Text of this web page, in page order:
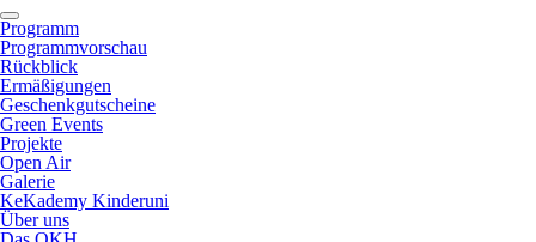
Programm
Programmvorschau
Rückblick
Ermäßigungen
Geschenkgutscheine
Green Events
Projekte
Open Air
Galerie
KeKademy Kinderuni
Über uns